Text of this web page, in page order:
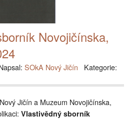
Novojičínska,
SOkA Nový Jičín Kategorie:
Jičín a Muzeum Novojičínska,
Vlastivědný sborník